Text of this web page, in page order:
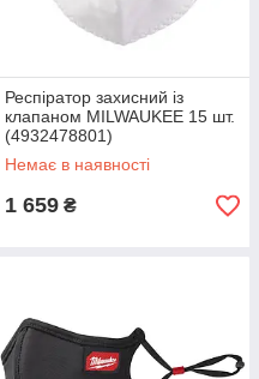
Респіратор захисний із
клапаном MILWAUKEE 15 шт.
(4932478801)
Немає в наявності
1 659 ₴